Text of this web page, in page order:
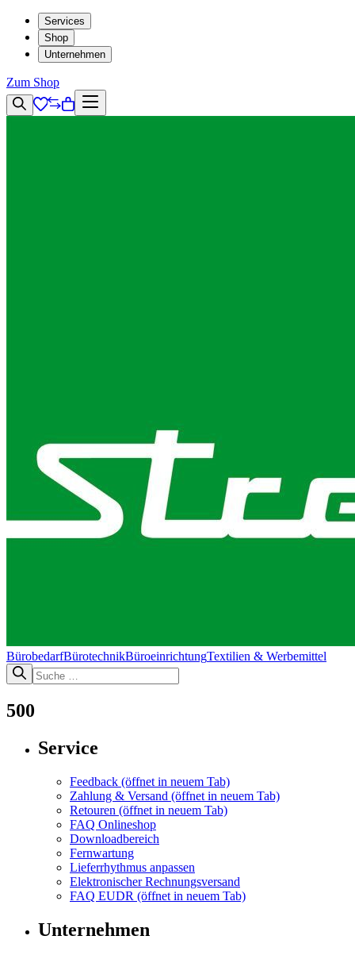
Services
Shop
Unternehmen
Zum Shop
BürobedarfBürotechnik​BüroeinrichtungTextilien & Werbemittel
500
Service
Feedback (öffnet in neuem Tab)
Zahlung & Versand (öffnet in neuem Tab)
Retouren (öffnet in neuem Tab)
FAQ Onlineshop
Downloadbereich
Fernwartung
Lieferrhythmus anpassen
Elektronischer Rechnungsversand
FAQ EUDR (öffnet in neuem Tab)
Unternehmen